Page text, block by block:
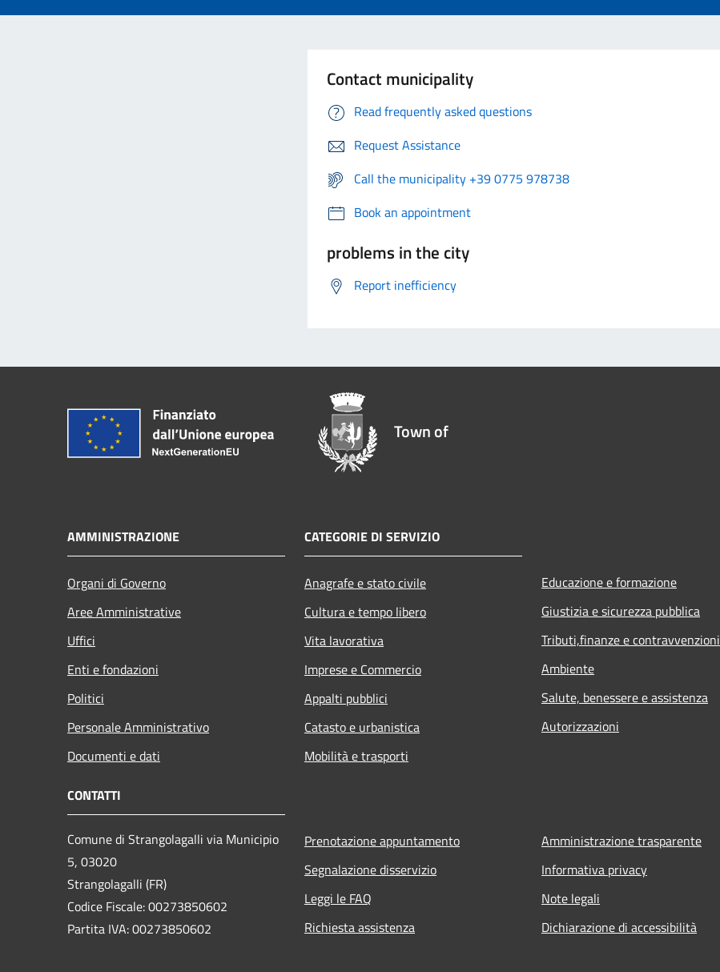
Contact municipality
Read frequently asked questions
Request Assistance
Call the municipality +39 0775 978738
Book an appointment
problems in the city
Report inefficiency
Town of
AMMINISTRAZIONE
Organi di Governo
Aree Amministrative
Uffici
Enti e fondazioni
Politici
Personale Amministrativo
Documenti e dati
CATEGORIE DI SERVIZIO
Anagrafe e stato civile
Cultura e tempo libero
Vita lavorativa
Imprese e Commercio
Appalti pubblici
Catasto e urbanistica
Mobilità e trasporti
Educazione e formazione
Giustizia e sicurezza pubblica
Tributi,finanze e contravvenzioni
Ambiente
Salute, benessere e assistenza
Autorizzazioni
CONTATTI
Comune di Strangolagalli via Municipio
5, 03020
Strangolagalli (FR)
Codice Fiscale: 00273850602
Partita IVA: 00273850602
Prenotazione appuntamento
Segnalazione disservizio
Leggi le FAQ
Richiesta assistenza
Amministrazione trasparente
Informativa privacy
Note legali
Dichiarazione di accessibilità